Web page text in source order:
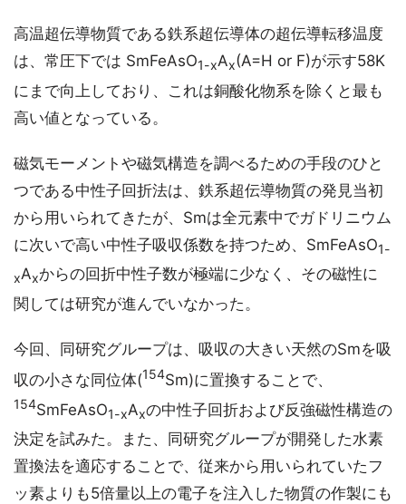
高温超伝導物質である鉄系超伝導体の超伝導転移温度
は、常圧下では SmFeAsO1-xAx(A=H or F)が示す58K
にまで向上しており、これは銅酸化物系を除くと最も
高い値となっている。
磁気モーメントや磁気構造を調べるための手段のひと
つである中性子回折法は、鉄系超伝導物質の発見当初
から用いられてきたが、Smは全元素中でガドリニウム
に次いで高い中性子吸収係数を持つため、SmFeAsO1-
xAxからの回折中性子数が極端に少なく、その磁性に
関しては研究が進んでいなかった。
今回、同研究グループは、吸収の大きい天然のSmを吸
収の小さな同位体(154Sm)に置換することで、
154SmFeAsO1-xAxの中性子回折および反強磁性構造の
決定を試みた。また、同研究グループが開発した水素
置換法を適応することで、従来から用いられていたフ
ッ素よりも5倍量以上の電子を注入した物質の作製にも